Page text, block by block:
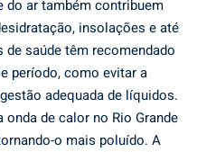
do ar também contribuem
insolações e até
saúde têm recomendado
período, como evitar a
adequada de líquidos.
de calor no Rio Grande
o mais poluído. A